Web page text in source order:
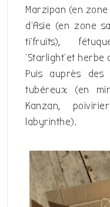
Marzipan (en
d’Asie (en zone
ti’fruits),
‘Starlight’et herbe
Puis auprès des
tubéreux (en
Kanzan,
labyrinthe).